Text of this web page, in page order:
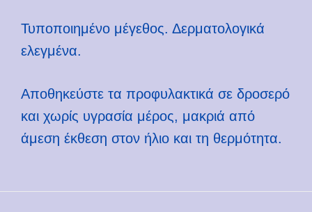
Τυποποιημένο μέγεθος. Δερματολογικά
ελεγμένα.
Αποθηκεύστε τα προφυλακτικά σε δροσερό
και χωρίς υγρασία μέρος, μακριά από
άμεση έκθεση στον ήλιο και τη θερμότητα.